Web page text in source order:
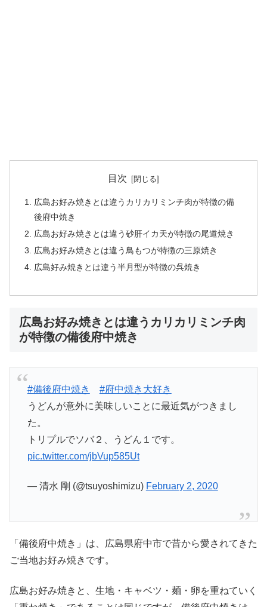
目次
広島お好み焼きとは違うカリカリミンチ肉が特徴の備
後府中焼き
広島お好み焼きとは違う砂肝イカ天が特徴の尾道焼き
広島お好み焼きとは違う鳥もつが特徴の三原焼き
広島好み焼きとは違う半月型が特徴の呉焼き
広島お好み焼きとは違うカリカリミンチ肉
が特徴の備後府中焼き
#備後府中焼き
#府中焼き大好き
うどんが意外に美味しいことに最近気がつきまし
た。
トリプルでソバ２、うどん１です。
pic.twitter.com/jbVup585Ut
— 清水 剛 (@tsuyoshimizu) February 2, 2020
「備後府中焼き」は、広島県府中市で昔から愛されてきた
ご当地お好み焼きです。
広島お好み焼きと、生地・キャベツ・麺・卵を重ねていく